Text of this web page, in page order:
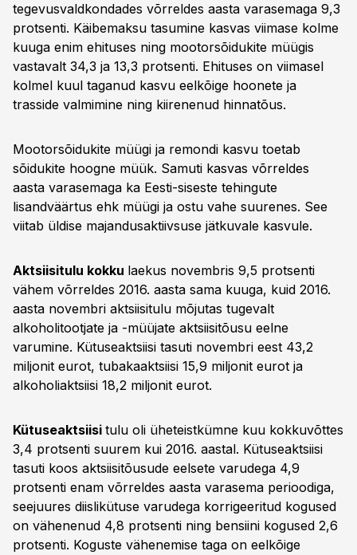
tegevusvaldkondades võrreldes aasta varasemaga 9,3
protsenti. Käibemaksu tasumine kasvas viimase kolme
kuuga enim ehituses ning mootorsõidukite müügis
vastavalt 34,3 ja 13,3 protsenti. Ehituses on viimasel
kolmel kuul taganud kasvu eelkõige hoonete ja
trasside valmimine ning kiirenenud hinnatõus.
Mootorsõidukite müügi ja remondi kasvu toetab
sõidukite hoogne müük. Samuti kasvas võrreldes
aasta varasemaga ka Eesti-siseste tehingute
lisandväärtus ehk müügi ja ostu vahe suurenes. See
viitab üldise majandusaktiivsuse jätkuvale kasvule.
Aktsiisitulu kokku laekus novembris 9,5 protsenti
vähem võrreldes 2016. aasta sama kuuga, kuid 2016.
aasta novembri aktsiisitulu mõjutas tugevalt
alkoholitootjate ja -müüjate aktsiisitõusu eelne
varumine. Kütuseaktsiisi tasuti novembri eest 43,2
miljonit eurot, tubakaaktsiisi 15,9 miljonit eurot ja
alkoholiaktsiisi 18,2 miljonit eurot.
Kütuseaktsiisi tulu oli üheteistkümne kuu kokkuvõttes
3,4 protsenti suurem kui 2016. aastal. Kütuseaktsiisi
tasuti koos aktsiisitõusude eelsete varudega 4,9
protsenti enam võrreldes aasta varasema perioodiga,
seejuures diislikütuse varudega korrigeeritud kogused
on vähenenud 4,8 protsenti ning bensiini kogused 2,6
protsenti. Koguste vähenemise taga on eelkõige